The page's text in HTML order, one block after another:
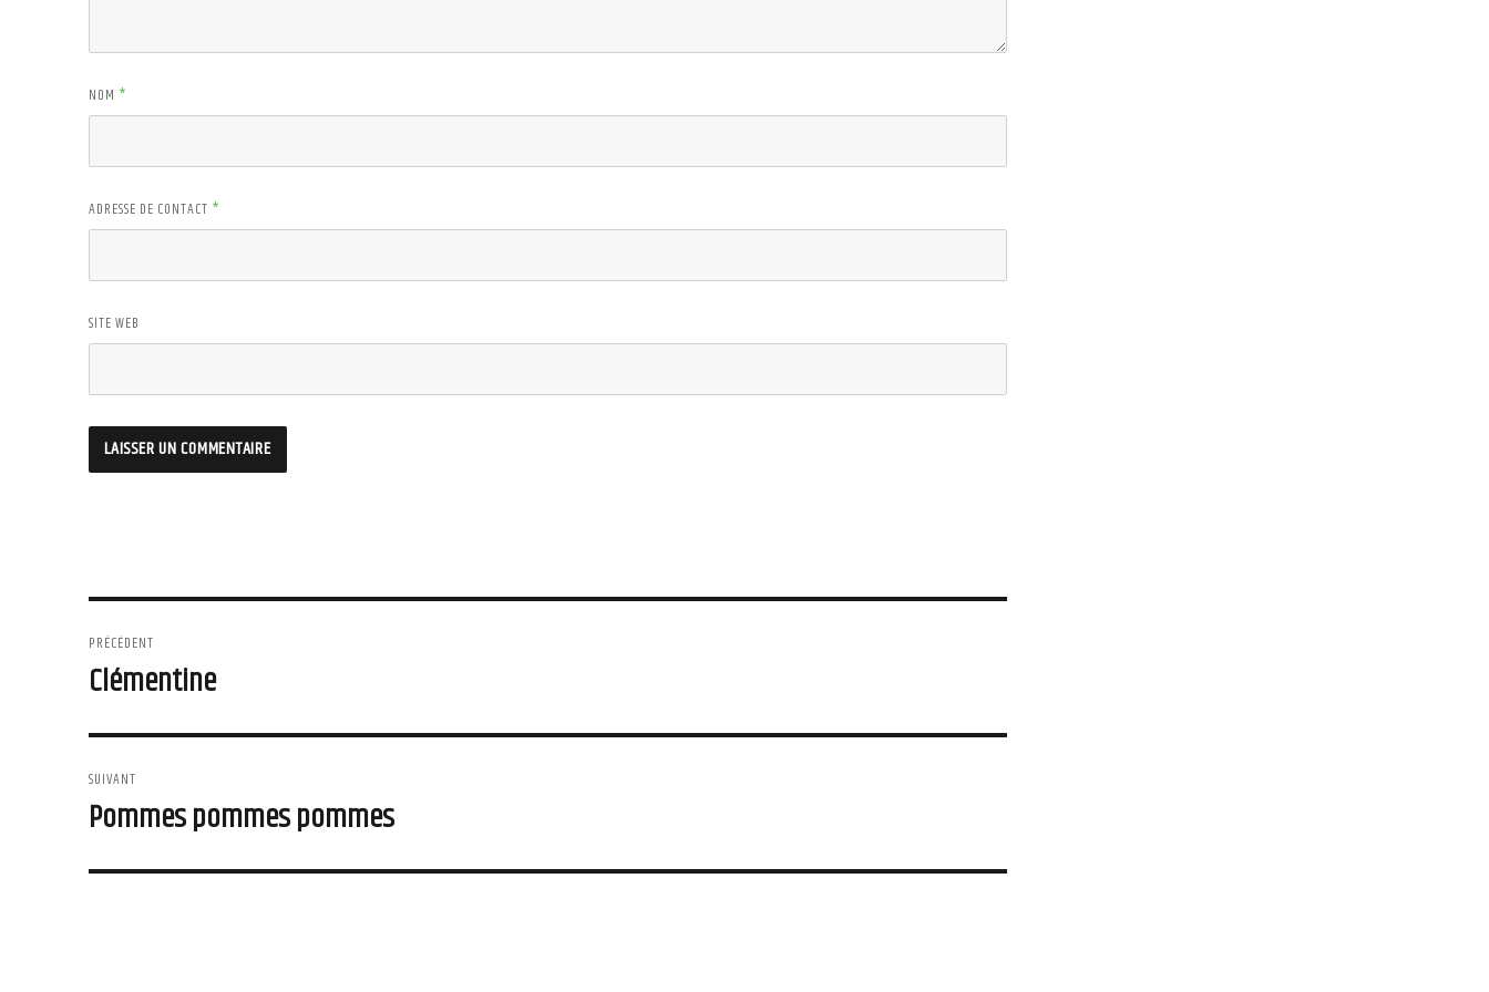
NOM *
ADRESSE DE CONTACT *
SITE WEB
de
PRÉCÉDENT
Article
Clémentine
SUIVANT
Article
Pommes pommes pommes